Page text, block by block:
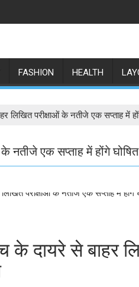
FASHION HEALTH
लिखित परीक्षाओं के नतीजे एक सप्ताह में
नतीजे एक सप्ताह में होंगे
दायरे से बाहर